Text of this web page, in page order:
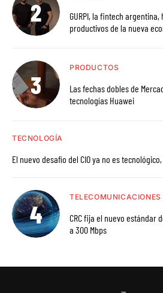
GURPI, la fintech argentina, habilita el acceso a activos
productivos de la nueva
PRODUCTOS
Las fechas dobles de
tecnologías Huawei
TECNOLOGÍA
El nuevo desafío del CIO ya no es
TELECOMUNICACIONES
CRC fija el nuevo estándar
a 300 Mbps